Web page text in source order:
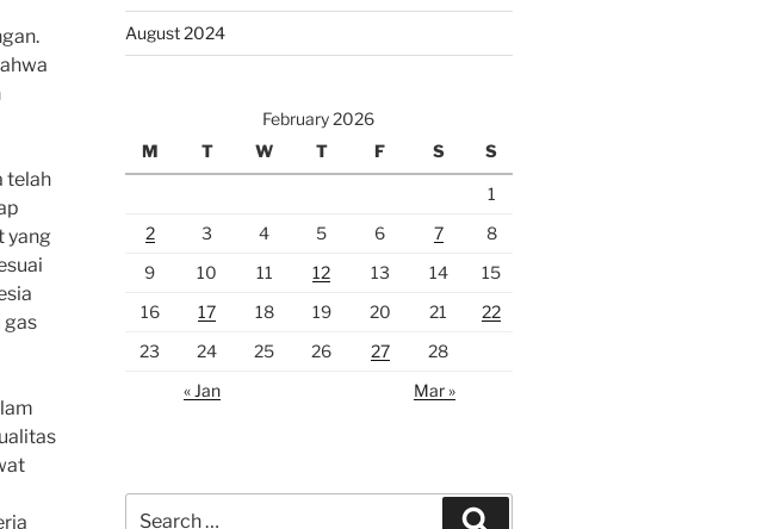
telah
yang
gas
August 2024
February 2026
M
T W T F S S
1
2
3 4 5 6 7
8
9
10 11 12 13 14
15
16
17 18 19 20 21
22
23
24 25 26 27
28
« Jan
Mar »